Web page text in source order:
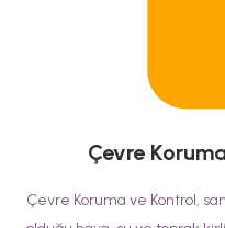
Çevre
Çevre Koruma ve Kontrol,